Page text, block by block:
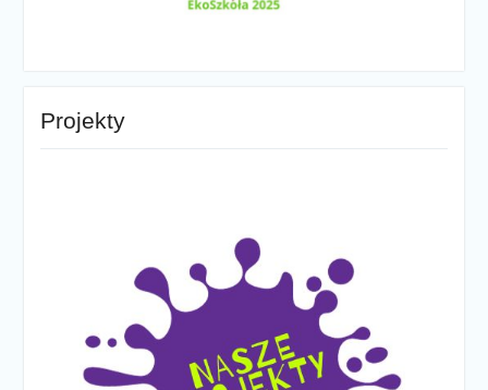
Projekty